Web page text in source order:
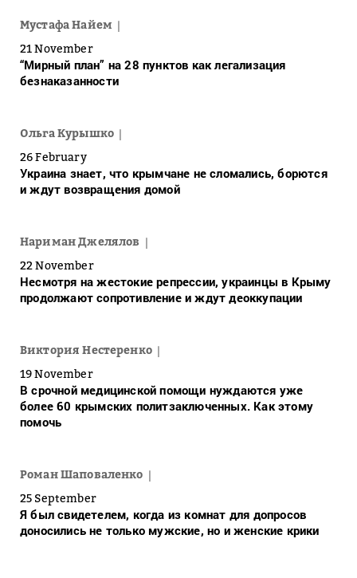
Мустафа Найем
21 November
“Мирный план” на 28 пунктов как легализация
безнаказанности
Ольга Курышко
26 February
Украина знает, что крымчане не сломались, борются
и ждут возвращения домой
Нариман Джелялов
22 November
Несмотря на жестокие репрессии, украинцы в Крыму
продолжают сопротивление и ждут деоккупации
Виктория Нестеренко
19 November
В срочной медицинской помощи нуждаются уже
более 60 крымских политзаключенных. Как этому
помочь
Роман Шаповаленко
25 September
Я был свидетелем, когда из комнат для допросов
доносились не только мужские, но и женские крики